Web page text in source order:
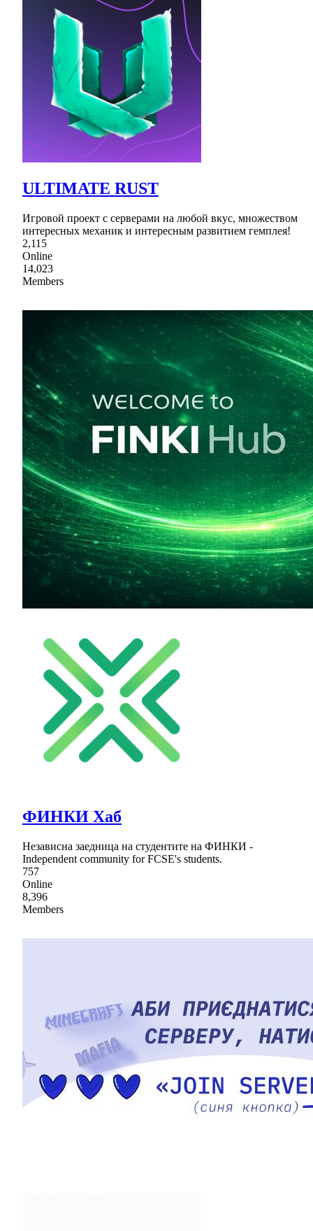
ULTIMATE RUST
Игровой проект с серверами на любой вкус, множеством
интересных механик и интересным развитием гемплея!
2,115
Online
14,023
Members
ФИНКИ Хаб
Независна заедница на студентите на ФИНКИ -
Independent community for FCSE's students.
757
Online
8,396
Members